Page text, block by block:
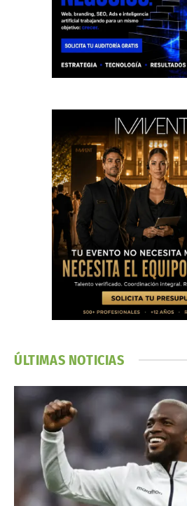
ÚLTIMAS NOTICIAS